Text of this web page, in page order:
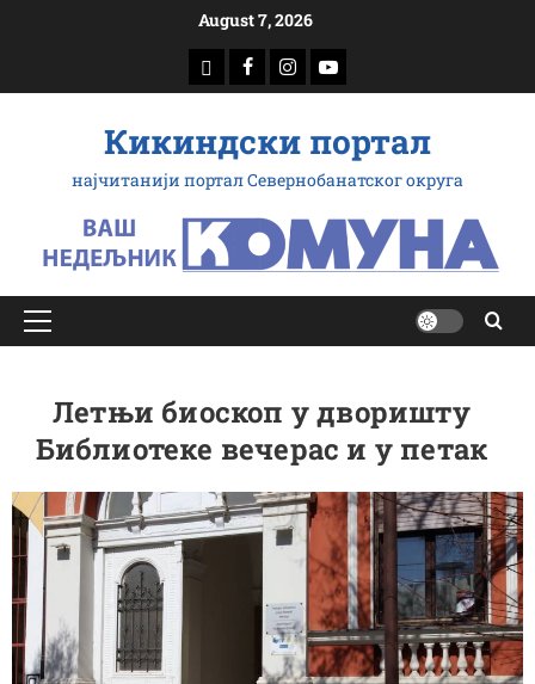
August 7, 2026
доwнлоад
Фацебоок
Инстаграм
Yоутубе
Кикиндски портал
најчитанији портал Севернобанатског округа
Примарy
Летњи биоскоп у дворишту
Библиотеке вечерас и у петак